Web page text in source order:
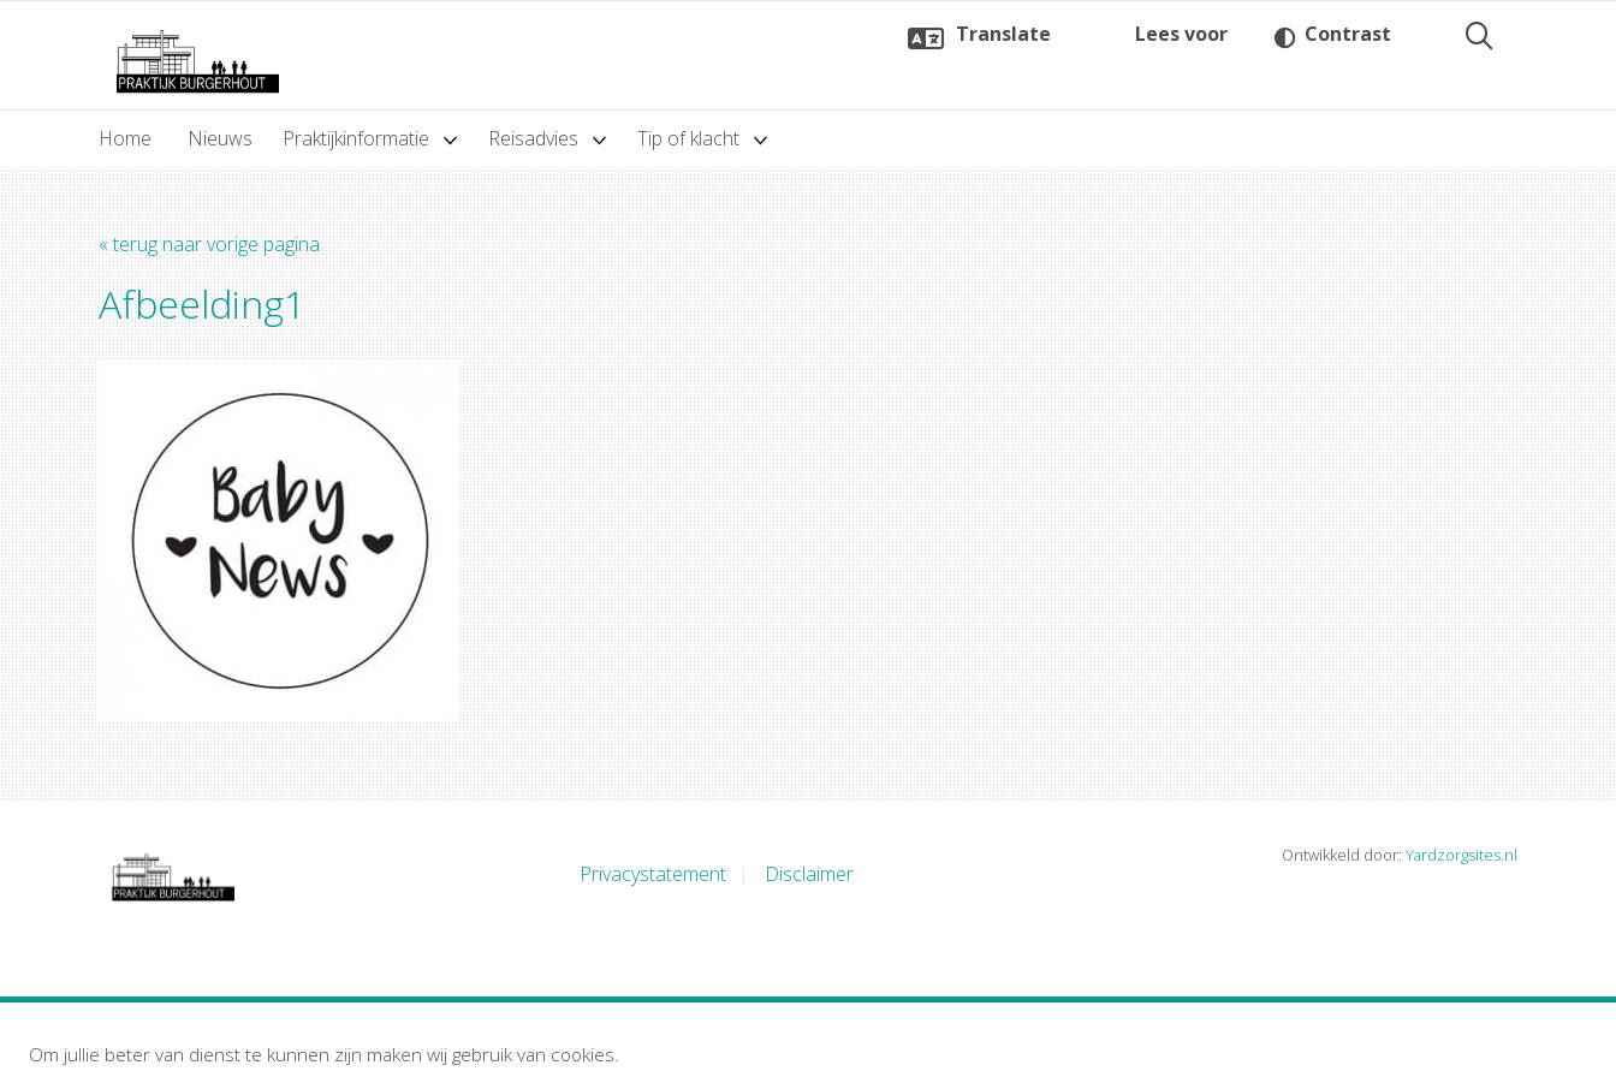
Translate Lees voor Contrast
Home Nieuws Praktijkinformatie Reisadvies Tip of klacht
« terug naar vorige pagina
Afbeelding1
Privacystatement Disclaimer
Ontwikkeld door: Yardzorgsites.nl
Om jullie beter van dienst te kunnen zijn maken wij gebruik van cookies.